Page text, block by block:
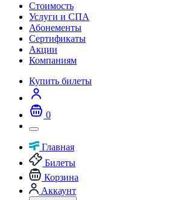
Стоимость
Услуги и СПА
Абонементы
Сертификаты
Акции
Компаниям
Купить билеты
0
Главная
Билеты
Корзина
Аккаунт